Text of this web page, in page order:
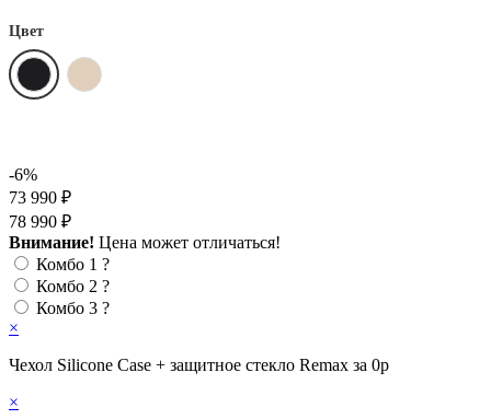
Цвет
-6%
73 990 ₽
78 990 ₽
Внимание! Цена может отличаться!
Комбо 1 ?
Комбо 2 ?
Комбо 3 ?
×
Чехол Silicone Case + защитное стекло Remax за 0р
×